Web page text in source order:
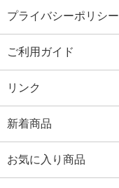
プライバシーポリシー
ご利用ガイド
リンク
新着商品
お気に入り商品